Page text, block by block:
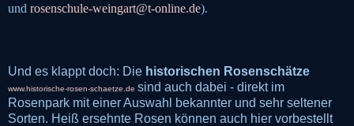
und rosenschule-weingart@t-online.de).
Und es klappt doch: Die historischen Rosenschätze
www.historische-rosen-schaetze.de sind auch dabei - direkt im
Rosenpark mit einer Auswahl bekannter und sehr seltener
Sorten. Heiß ersehnte Rosen können auch hier vorbestellt